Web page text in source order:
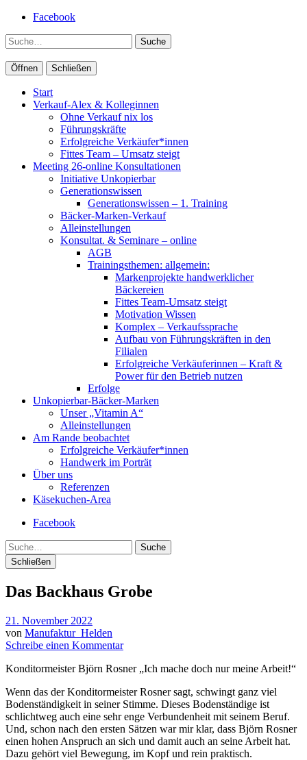
Facebook
Suche
Öffnen Schließen
Start
Verkauf-Alex & Kolleginnen
Ohne Verkauf nix los
Führungskräfte
Erfolgreiche Verkäufer*innen
Fittes Team – Umsatz steigt
Meeting 26-online Konsultationen
Initiative Unkopierbar
Generationswissen
Generationswissen – 1. Training
Bäcker-Marken-Verkauf
Alleinstellungen
Konsultat. & Seminare – online
AGB
Trainingsthemen: allgemein:
Markenprojekte handwerklicher
Bäckereien
Fittes Team-Umsatz steigt
Motivation Wissen
Komplex – Verkaufssprache
Aufbau von Führungskräften in den
Filialen
Erfolgreiche Verkäuferinnen – Kraft &
Power für den Betrieb nutzen
Erfolge
Unkopierbar-Bäcker-Marken
Unser „Vitamin A“
Alleinstellungen
Am Rande beobachtet
Erfolgreiche Verkäufer*innen
Handwerk im Porträt
Über uns
Referenzen
Käsekuchen-Area
Facebook
Suche
Schließen
Das Backhaus Grobe
21. November 2022
von Manufaktur_Helden
Schreibe einen Kommentar
Konditormeister Björn Rosner „Ich mache doch nur meine Arbeit!“
Wenn das der Konditormeister Rosner sagt, schwingt ganz viel
Bodenständigkeit in seiner Stimme. Dieses Bodenständige ist
schlichtweg auch eine sehr enge Verbundenheit mit seinem Beruf.
Und, schon nach den ersten Sätzen war mir klar, dass Björn Rosner
einen hohen Anspruch an sich und damit auch an seine Arbeit hat.
Dazu gehört viel Bewegung, im Kopf und rein praktisch.